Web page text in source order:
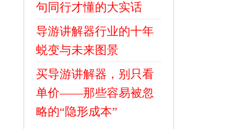
句同行才懂的大实话
导游讲解器行业的十年
蜕变与未来图景
买导游讲解器，别只看
单价——那些容易被忽
略的“隐形成本”